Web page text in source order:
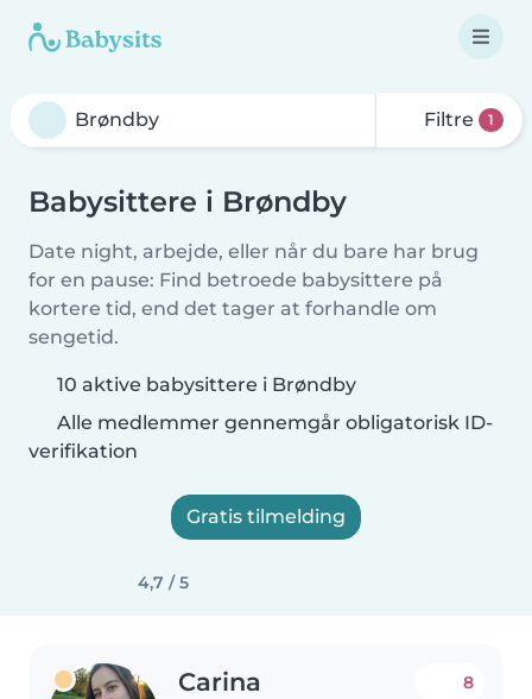
Filtre 1
Babysittere i Brøndby
Date night, arbejde, eller når du bare har brug
for en pause: Find betroede babysittere på
kortere tid, end det tager at forhandle om
sengetid.
10 aktive babysittere i Brøndby
Alle medlemmer gennemgår obligatorisk ID-
verifikation
Gratis tilmelding
4,7 / 5
Carina 8